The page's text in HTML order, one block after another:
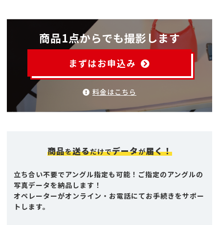
商品1点からでも撮影します
まずはお申込み
料金はこちら
商品を送るだけでデータが届く！
立ち合い不要でアングル指定も可能！ご指定のアングルの
写真データを納品します！
オペレーターがオンライン・お電話にてお手続きをサポー
トします。